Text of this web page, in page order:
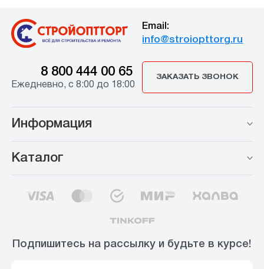
Email:
info@stroiopttorg.ru
8 800 444 00 65
Ежедневно, с 8:00 до 18:00
ЗАКАЗАТЬ ЗВОНОК
Информация
Каталог
Подпишитесь на рассылку и будьте в курсе!